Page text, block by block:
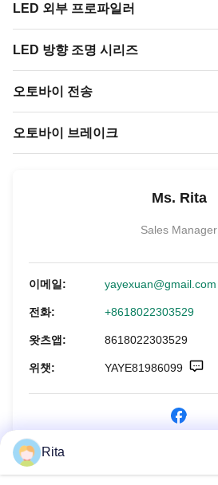
LED 외부 프로파일러
LED 방향 조명 시리즈
오토바이 전송
오토바이 브레이크
Ms. Rita
Sales Manager
이메일: yayexuan@gmail.com
전화: +8618022303529
왓츠앱: 8618022303529
위챗: YAYE81986099
Rita